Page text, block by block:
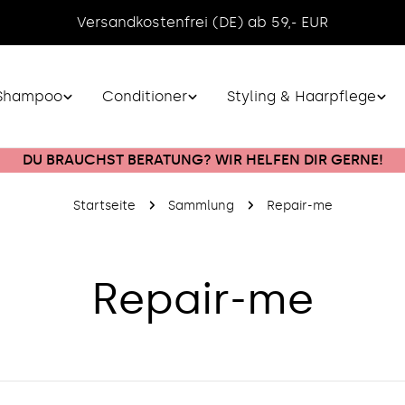
Versandkostenfrei (DE) ab 59,- EUR
Conditioner Styling & Haarpflege
DU BRAUCHST BERATUNG? WIR HELFEN DIR GERNE!
Startseite Sammlung Repair-me
S
Repair-me